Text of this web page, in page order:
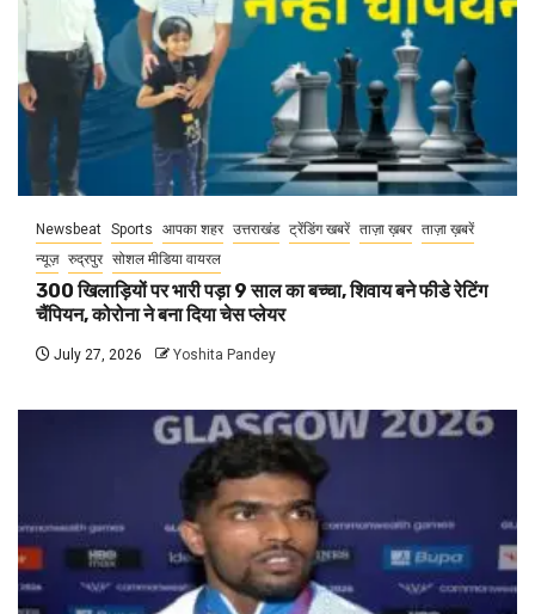
Newsbeat Sports आपका शहर उत्तराखंड ट्रेंडिंग खबरें ताज़ा ख़बर ताज़ा ख़बरें
न्यूज़ रुद्रपुर सोशल मीडिया वायरल
300 खिलाड़ियों पर भारी पड़ा 9 साल का बच्चा, शिवाय बने फीडे रेटिंग
चैंपियन, कोरोना ने बना दिया चेस प्लेयर
July 27, 2026 Yoshita Pandey